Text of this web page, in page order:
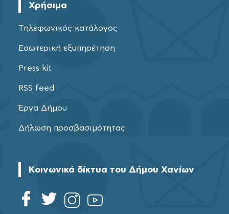
Χρήσιμα
Τηλεφωνικός κατάλογος
Εσωτερική εξυπηρέτηση
Press kit
RSS feed
Έργα Δήμου
Δήλωση προσβασιμότητας
Κοινωνικά δίκτυα του Δήμου Χανίων